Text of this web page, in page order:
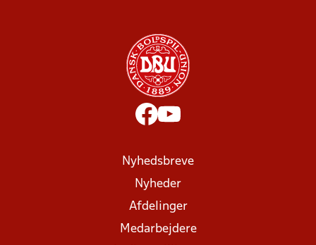
Nyhedsbreve
Nyheder
Afdelinger
Medarbejdere